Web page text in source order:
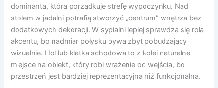
dominanta, która porządkuje strefę wypoczynku. Nad
stołem w jadalni potrafią stworzyć „centrum” wnętrza bez
dodatkowych dekoracji. W sypialni lepiej sprawdza się rola
akcentu, bo nadmiar połysku bywa zbyt pobudzający
wizualnie. Hol lub klatka schodowa to z kolei naturalne
miejsce na obiekt, który robi wrażenie od wejścia, bo
przestrzeń jest bardziej reprezentacyjna niż funkcjonalna.